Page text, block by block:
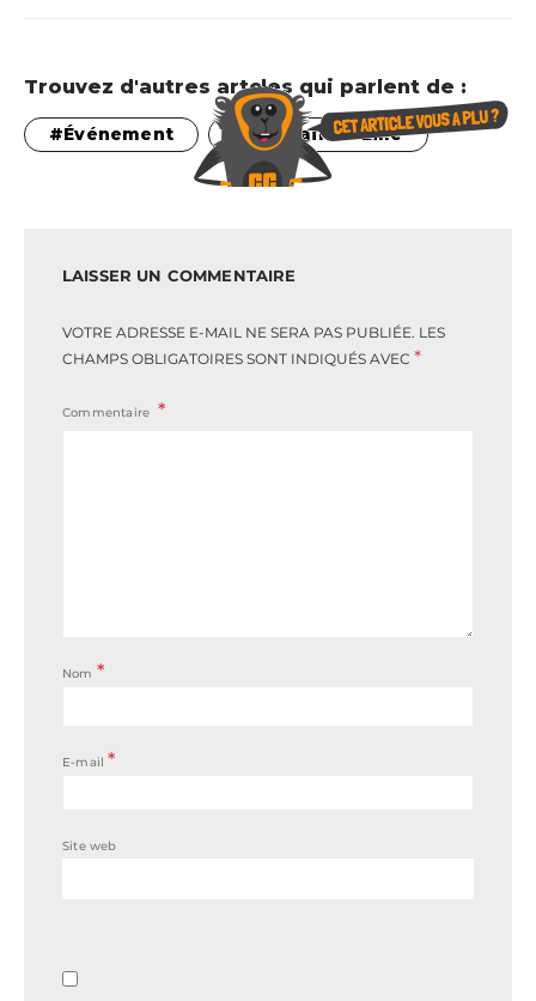
Trouvez d'autres artcles qui parlent de :
Événement que faire à Lille
LAISSER UN COMMENTAIRE
VOTRE ADRESSE E-MAIL NE SERA PAS PUBLIÉE. LES
CHAMPS OBLIGATOIRES SONT INDIQUÉS AVEC *
Commentaire
Nom *
E-mail*
Site web